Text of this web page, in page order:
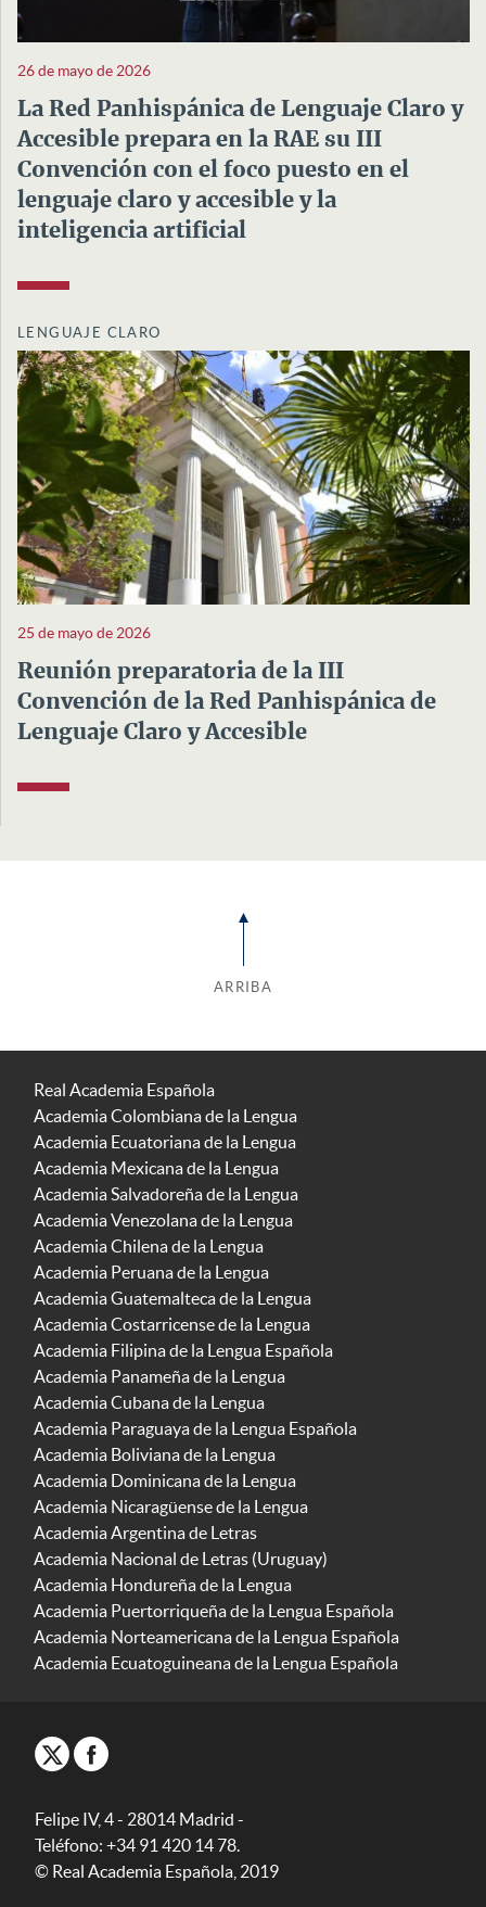
26 de mayo de 2026
La Red Panhispánica de Lenguaje Claro y
Accesible prepara en la RAE su III
Convención con el foco puesto en el
lenguaje claro y accesible y la
inteligencia artificial
LENGUAJE CLARO
25 de mayo de 2026
Reunión preparatoria de la III
Convención de la Red Panhispánica de
Lenguaje Claro y Accesible
ARRIBA
Real Academia Española
Academia Colombiana de la Lengua
Academia Ecuatoriana de la Lengua
Academia Mexicana de la Lengua
Academia Salvadoreña de la Lengua
Academia Venezolana de la Lengua
Academia Chilena de la Lengua
Academia Peruana de la Lengua
Academia Guatemalteca de la Lengua
Academia Costarricense de la Lengua
Academia Filipina de la Lengua Española
Academia Panameña de la Lengua
Academia Cubana de la Lengua
Academia Paraguaya de la Lengua Española
Academia Boliviana de la Lengua
Academia Dominicana de la Lengua
Academia Nicaragüense de la Lengua
Academia Argentina de Letras
Academia Nacional de Letras (Uruguay)
Academia Hondureña de la Lengua
Academia Puertorriqueña de la Lengua Española
Academia Norteamericana de la Lengua Española
Academia Ecuatoguineana de la Lengua Española
Felipe IV, 4 - 28014 Madrid -
Teléfono: +34 91 420 14 78.
© Real Academia Española, 2019